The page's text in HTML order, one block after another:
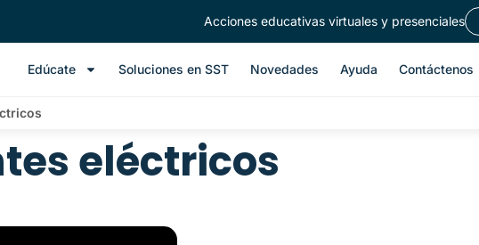
Acciones educativas virtuales y presenciales
Edúcate Soluciones en SST Novedades Ayuda Contáctenos
eléctricos